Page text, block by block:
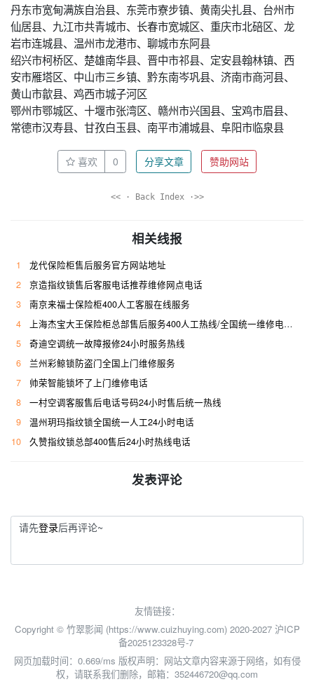
丹东市宽甸满族自治县、东莞市寮步镇、黄南尖扎县、台州市
仙居县、九江市共青城市、长春市宽城区、重庆市北碚区、龙
岩市连城县、温州市龙港市、聊城市东阿县
绍兴市柯桥区、楚雄南华县、晋中市祁县、定安县翰林镇、西
安市雁塔区、中山市三乡镇、黔东南岑巩县、济南市商河县、
黄山市歙县、鸡西市城子河区
鄂州市鄂城区、十堰市张湾区、赣州市兴国县、宝鸡市眉县、
常德市汉寿县、甘孜白玉县、南平市浦城县、阜阳市临泉县
喜欢 0 分享文章 赞助网站
<< · Back Index ·>>
相关线报
1
龙代保险柜售后服务官方网站地址
2
京造指纹锁售后客服电话推荐维修网点电话
3
南京来福士保险柜400人工客服在线服务
4
上海杰宝大王保险柜总部售后服务400人工热线/全国统一维修电话是多少
5
奇迪空调统一故障报修24小时服务热线
6
兰州彩鲸锁防盗门全国上门维修服务
7
帅荣智能锁坏了上门维修电话
8
一村空调客服售后电话号码24小时售后统一热线
9
温州玥玛指纹锁全国统一人工24小时电话
10
久赞指纹锁总部400售后24小时热线电话
发表评论
请先登录后再评论~
友情链接：
Copyright © 竹翠影闻 (https://www.cuizhuying.com) 2020-2027 沪ICP
备2025123328号-7
网页加载时间：0.669/ms 版权声明：网站文章内容来源于网络，如有侵
权，请联系我们删除，邮箱：352446720@qq.com